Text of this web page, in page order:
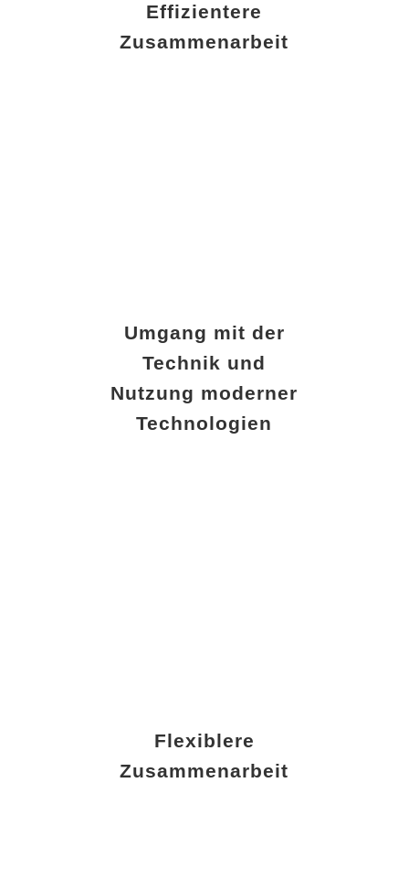
Effizientere
Zusammenarbeit
Umgang mit der
Technik und
Nutzung moderner
Technologien
Flexiblere
Zusammenarbeit